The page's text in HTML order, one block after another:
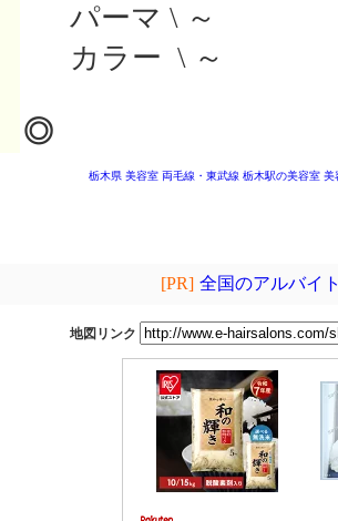
パーマ \ ～
カラー \ ～
◎
栃木県 美容室 両毛線・東武線 栃木駅の美容室 美
[PR] 全国のアルバイ
地図リンク